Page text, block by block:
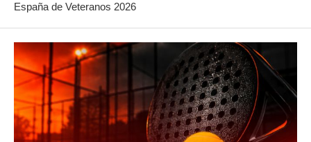
España de Veteranos 2026